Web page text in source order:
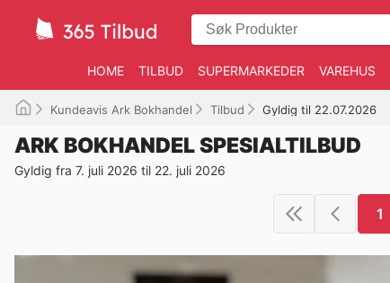
HOME TILBUD SUPERMARKEDER VAREHUS
Kundeavis Ark Bokhandel Tilbud Gyldig til 22.07.2026
ARK BOKHANDEL SPESIALTILBUD
Gyldig fra 7. juli 2026 til 22. juli 2026
1